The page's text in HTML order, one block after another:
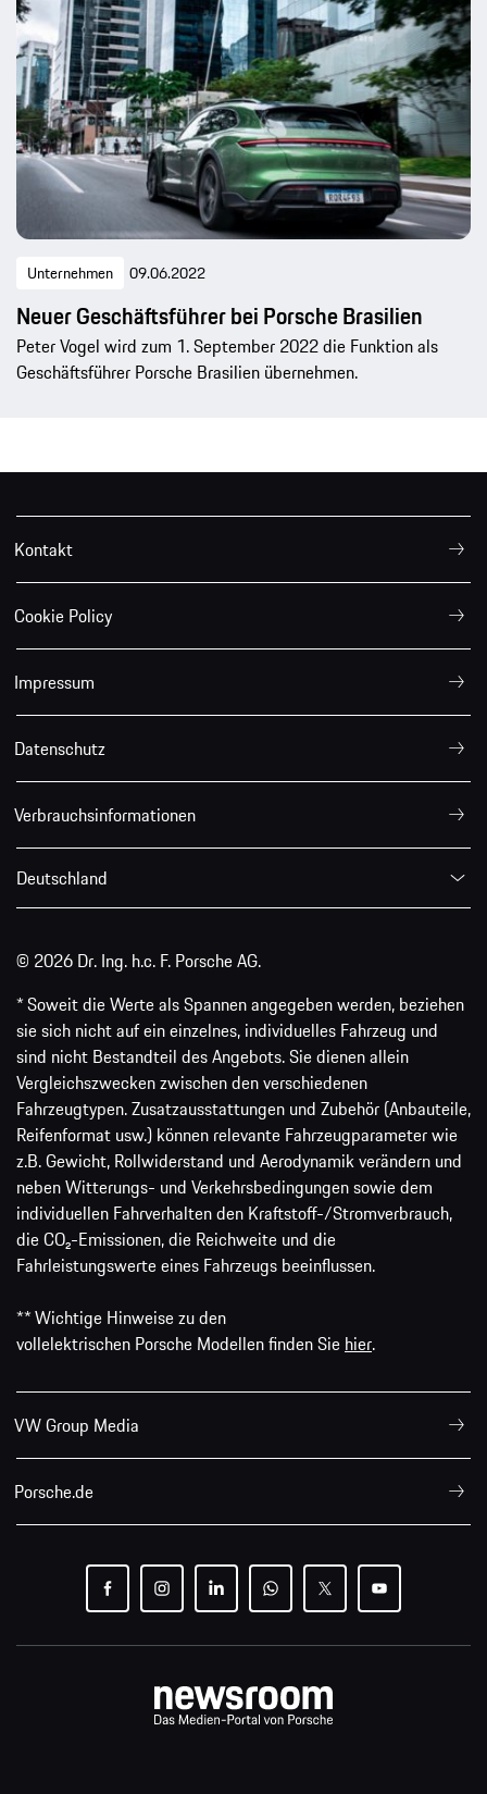
Unternehmen 09.06.2022
Neuer Geschäftsführer bei Porsche Brasilien
Peter Vogel wird zum 1. September 2022 die Funktion als
Geschäftsführer Porsche Brasilien übernehmen.
Kontakt
Cookie Policy
Impressum
Datenschutz
Verbrauchsinformationen
Deutschland
© 2026 Dr. Ing. h.c. F. Porsche AG.
* Soweit die Werte als Spannen angegeben werden, beziehen
sie sich nicht auf ein einzelnes, individuelles Fahrzeug und
sind nicht Bestandteil des Angebots. Sie dienen allein
Vergleichszwecken zwischen den verschiedenen
Fahrzeugtypen. Zusatzausstattungen und Zubehör (Anbauteile,
Reifenformat usw.) können relevante Fahrzeugparameter wie
z.B. Gewicht, Rollwiderstand und Aerodynamik verändern und
neben Witterungs- und Verkehrsbedingungen sowie dem
individuellen Fahrverhalten den Kraftstoff-/Stromverbrauch,
die CO₂-Emissionen, die Reichweite und die
Fahrleistungswerte eines Fahrzeugs beeinflussen.
** Wichtige Hinweise zu den
vollelektrischen Porsche Modellen finden Sie hier.
VW Group Media
Porsche.de